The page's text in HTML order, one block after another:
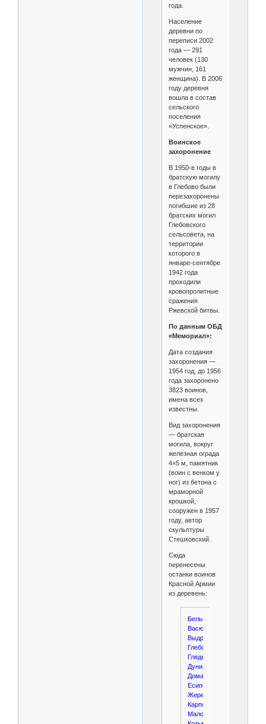
года.
Население
деревни по
переписи 2002
года — 291
человек (130
мужчин, 161
женщина). В 2006
году деревня
вошла в состав
сельского
поселения
«Успенское».
Воинское
захоронение
В 1950-е годы в
братскую могилу
в Глебово были
перезахоронены
погибшие из 28
братских могил
Глебовского
сельсовета, на
территории
которого в
январе-сентябре
1942 года
проходили
кровопролитные
сражения
Ржевской битвы.
По данным ОБД
«Мемориал»:
Дата создания
захоронения —
1954 год, до 1956
года захоронено
3823 воинов,
имена всех
известны.
Вид захоронения
— братская
могила, вокруг
железная ограда
4×5 м, памятник
(воин с венком у
ног) из бетона с
мраморной
крошкой,
сооружен в 1957
году, автор
скульптуры
Стешковский.
Сюда
перенесены
останки воинов
Красной Армии
из деревень:
Бельково,
Васюково,
Выдрино,
Глебово,
Гляденово,
Дунилово,
Доманово,
Есиповская,
Жеребцово,
Карпово
Малое,